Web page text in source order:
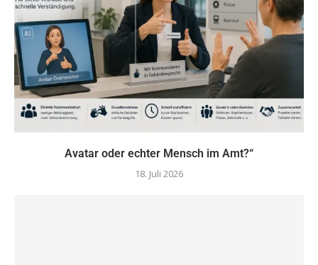
Avatar oder echter Mensch im Amt?“
18. Juli 2026